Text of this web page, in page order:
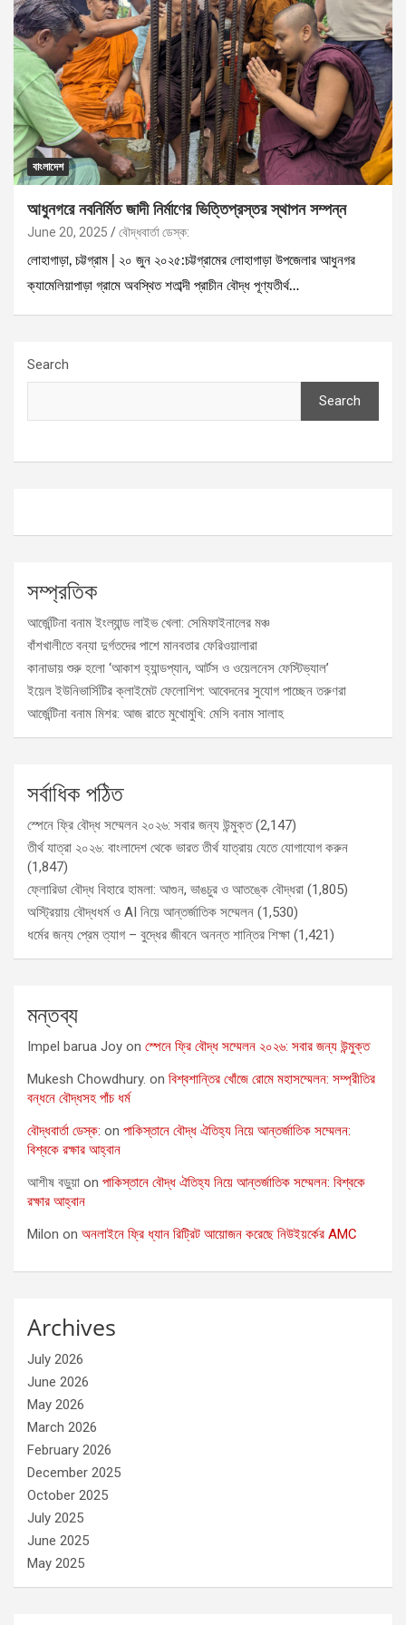
বাংলাদেশ
আধুনগরে নবনির্মিত জাদী নির্মাণের ভিত্তিপ্রস্তর স্থাপন সম্পন্ন
June 20, 2025 বৌদ্ধবার্তা ডেস্ক:
লোহাগাড়া, চট্টগ্রাম | ২০ জুন ২০২৫:চট্টগ্রামের লোহাগাড়া উপজেলার আধুনগর
ক্যামেলিয়াপাড়া গ্রামে অবস্থিত শতাব্দী প্রাচীন বৌদ্ধ পূণ্যতীর্থ…
Search
Search
সম্প্রতিক
আর্জেন্টিনা বনাম ইংল্যান্ড লাইভ খেলা: সেমিফাইনালের মঞ্চ
বাঁশখালীতে বন্যা দুর্গতদের পাশে মানবতার ফেরিওয়ালারা
কানাডায় শুরু হলো ‘আকাশ হ্যান্ডপ্যান, আর্টস ও ওয়েলনেস ফেস্টিভ্যাল’
ইয়েল ইউনিভার্সিটির ক্লাইমেট ফেলোশিপ: আবেদনের সুযোগ পাচ্ছেন তরুণরা
আর্জেন্টিনা বনাম মিশর: আজ রাতে মুখোমুখি: মেসি বনাম সালাহ
সর্বাধিক পঠিত
স্পেনে ফ্রি বৌদ্ধ সম্মেলন ২০২৬: সবার জন্য উন্মুক্ত (2,147)
তীর্থ যাত্রা ২০২৬: বাংলাদেশ থেকে ভারত তীর্থ যাত্রায় যেতে যোগাযোগ করুন
(1,847)
ফ্লোরিডা বৌদ্ধ বিহারে হামলা: আগুন, ভাঙচুর ও আতঙ্কে বৌদ্ধরা (1,805)
অস্ট্রিয়ায় বৌদ্ধধর্ম ও AI নিয়ে আন্তর্জাতিক সম্মেলন (1,530)
ধর্মের জন্য প্রেম ত্যাগ – বুদ্ধের জীবনে অনন্ত শান্তির শিক্ষা (1,421)
মন্তব্য
Impel barua Joy on স্পেনে ফ্রি বৌদ্ধ সম্মেলন ২০২৬: সবার জন্য উন্মুক্ত
Mukesh Chowdhury. on বিশ্বশান্তির খোঁজে রোমে মহাসম্মেলন: সম্প্রীতির
বন্ধনে বৌদ্ধসহ পাঁচ ধর্ম
বৌদ্ধবার্তা ডেস্ক: on পাকিস্তানে বৌদ্ধ ঐতিহ্য নিয়ে আন্তর্জাতিক সম্মেলন:
বিশ্বকে রক্ষার আহ্বান
আশীষ বড়ুয়া on পাকিস্তানে বৌদ্ধ ঐতিহ্য নিয়ে আন্তর্জাতিক সম্মেলন: বিশ্বকে
রক্ষার আহ্বান
Milon on অনলাইনে ফ্রি ধ্যান রিট্রিট আয়োজন করেছে নিউইয়র্কের AMC
Archives
July 2026
June 2026
May 2026
March 2026
February 2026
December 2025
October 2025
July 2025
June 2025
May 2025